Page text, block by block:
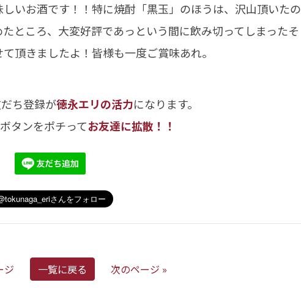
いお酒です！！特に焼酎「黒玉」のほうは、沢山頂いたの
ところ、大変好評であっという間に飲み切ってしまったそ
頂きましたよ！皆様も一度ご賞味あれ。
ち登録が徳永エリの活力になります。
タンをポチってお友達に拡散！！
ジ 一覧に戻る 次のページ »